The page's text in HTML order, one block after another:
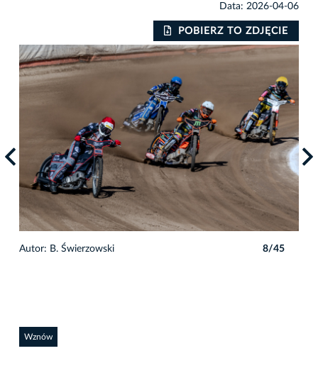
Data: 2026-04-06
POBIERZ TO ZDJĘCIE
Autor: B. Świerzowski 8/45
Wznów